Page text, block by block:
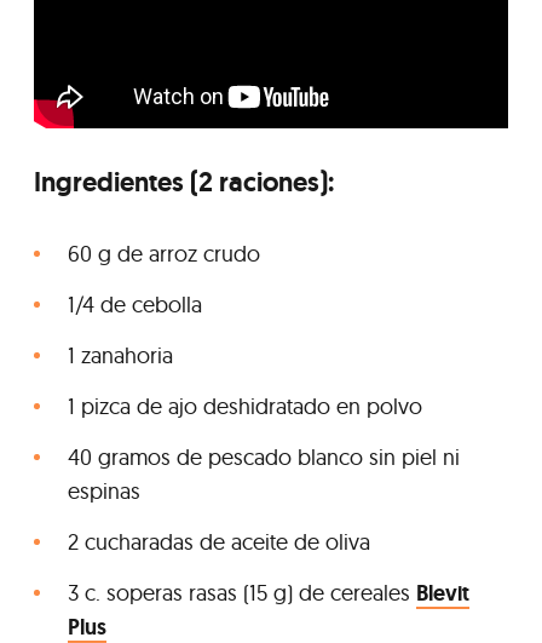
Ingredientes (2 raciones):
60 g de arroz crudo
1/4 de cebolla
1 zanahoria
1 pizca de ajo deshidratado en polvo
40 gramos de pescado blanco sin piel ni
espinas
2 cucharadas de aceite de oliva
3 c. soperas rasas (15 g) de cereales Blevit
Plus